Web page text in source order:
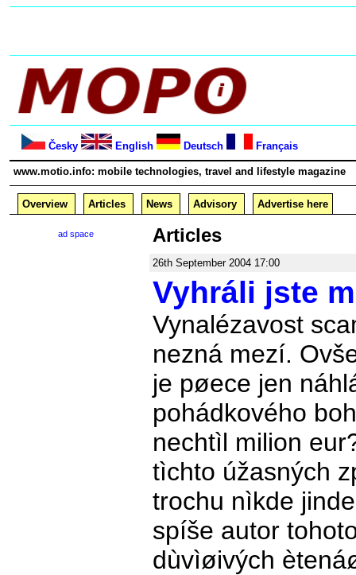
Česky English Deutsch Français
www.motio.info: mobile technologies, travel and lifestyle magazine
Overview Articles News Advisory Advertise here
ad space Articles
26th September 2004 17:00
Vyhráli jste
Vynalézavost
nezná mezí.
je pøece jen
pohádkového
nechtìl milion
tìchto úžasných
trochu nìkde
spíše autor
dùvìøivých